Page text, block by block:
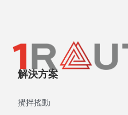
解決方案
攪拌搖動